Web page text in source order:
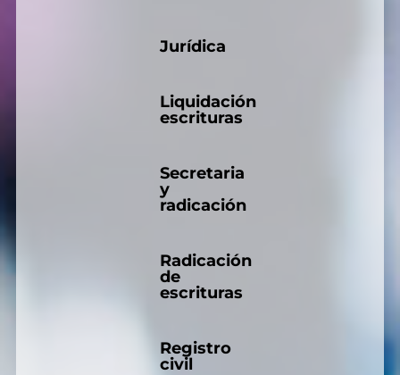
Jurídica
Liquidación
escrituras
Secretaria
y
radicación
Radicación
de
escrituras
Registro
civil